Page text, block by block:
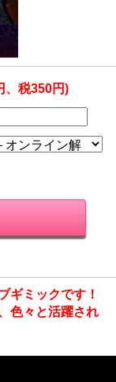
、税350円)
ギミックです！
色々と活躍され